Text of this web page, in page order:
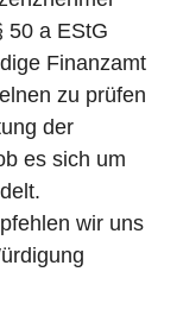
50 a EStG
Finanzamt
zu prüfen
der
es sich um
wir uns